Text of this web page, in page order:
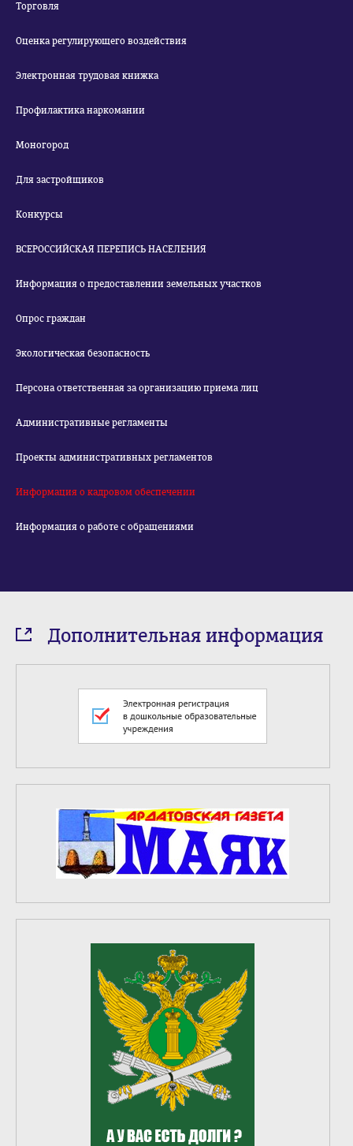
Торговля
Оценка регулирующего воздействия
Электронная трудовая книжка
Профилактика наркомании
Моногород
Для застройщиков
Конкурсы
ВСЕРОССИЙСКАЯ ПЕРЕПИСЬ НАСЕЛЕНИЯ
Информация о предоставлении земельных участков
Опрос граждан
Экологическая безопасность
Персона ответственная за организацию приема лиц
Административные регламенты
Проекты административных регламентов
Информация о кадровом обеспечении
Информация о работе с обращениями
Дополнительная информация